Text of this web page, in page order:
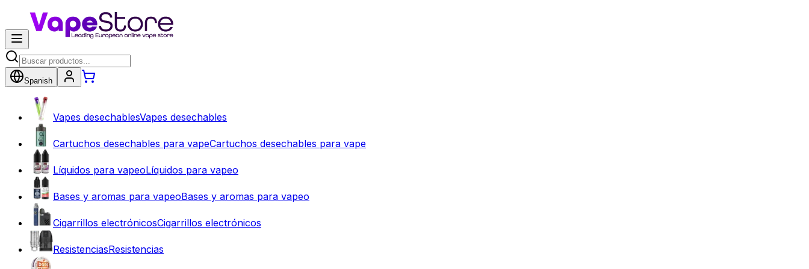
Spanish
Vapes desechablesVapes desechables
Cartuchos desechables para vapeCartuchos desechables para vape
Líquidos para vapeoLíquidos para vapeo
Bases y aromas para vapeoBases y aromas para vapeo
Cigarrillos electrónicosCigarrillos electrónicos
ResistenciasResistencias